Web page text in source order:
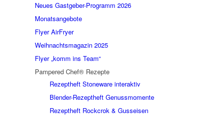
Neues Gastgeber-Programm 2026
Monatsangebote
Flyer AirFryer
Weihnachtsmagazin 2025
Flyer „komm ins Team“
Pampered Chef® Rezepte
Rezeptheft Stoneware interaktiv
Blender-Rezeptheft Genussmomente
Rezeptheft Rockcrok & Gusseisen